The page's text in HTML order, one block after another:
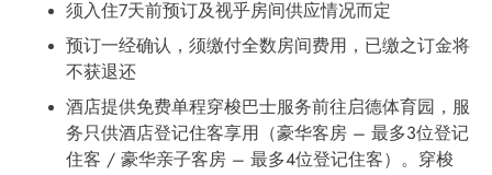
须入住7天前预订及视乎房间供应情况而定
预订一经确认，须缴付全数房间费用，已缴之订金将
不获退还
酒店提供免费单程穿梭巴士服务前往启德体育园，服
务只供酒店登记住客享用（豪华客房 – 最多3位登记
住客 / 豪华亲子客房 – 最多4位登记住客）。穿梭